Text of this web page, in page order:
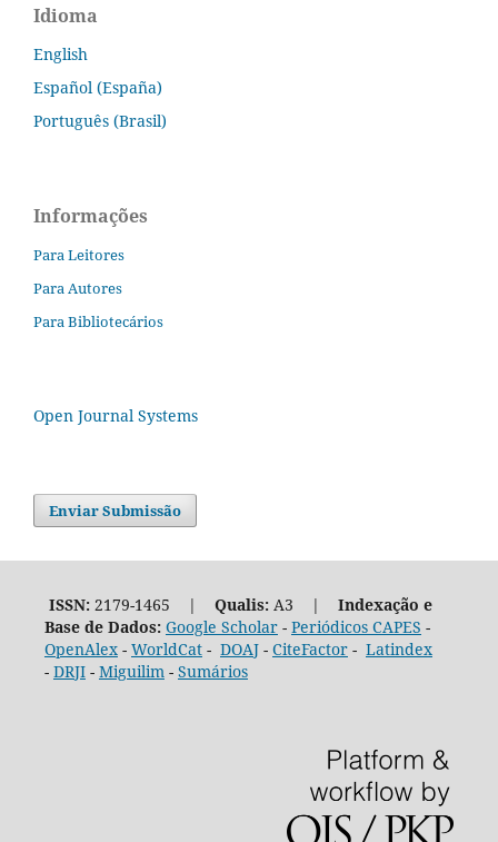
Idioma
English
Español (España)
Português (Brasil)
Informações
Para Leitores
Para Autores
Para Bibliotecários
Open Journal Systems
Enviar Submissão
ISSN:2179-1465 | Qualis:A3 | Indexação e
Base de Dados: Google Scholar- Periódicos CAPES -
OpenAlex- WorldCat- DOAJ- CiteFactor- Latindex
- DRJI- Miguilim- Sumários